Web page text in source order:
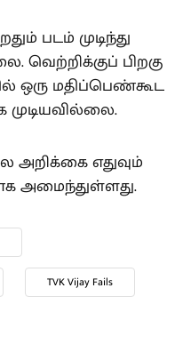
படம் முடிந்து
வெற்றிக்குப் பிறகு
ஒரு மதிப்பெண்கூட
அறிக்கை எதுவும்
அமைந்துள்ளது.
TVK Vijay Fails